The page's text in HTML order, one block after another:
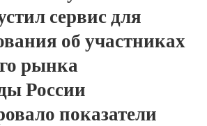
сервис для
об участниках
рынка
России
показатели